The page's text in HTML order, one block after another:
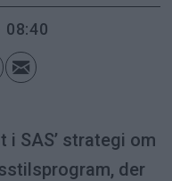
08:40
SAS’ strategi om
der